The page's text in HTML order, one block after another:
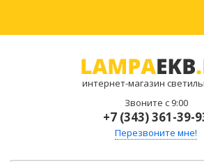
интернет-магазин
Звоните с 9:00
+7 (343) 361-39-
Перезвоните мне!